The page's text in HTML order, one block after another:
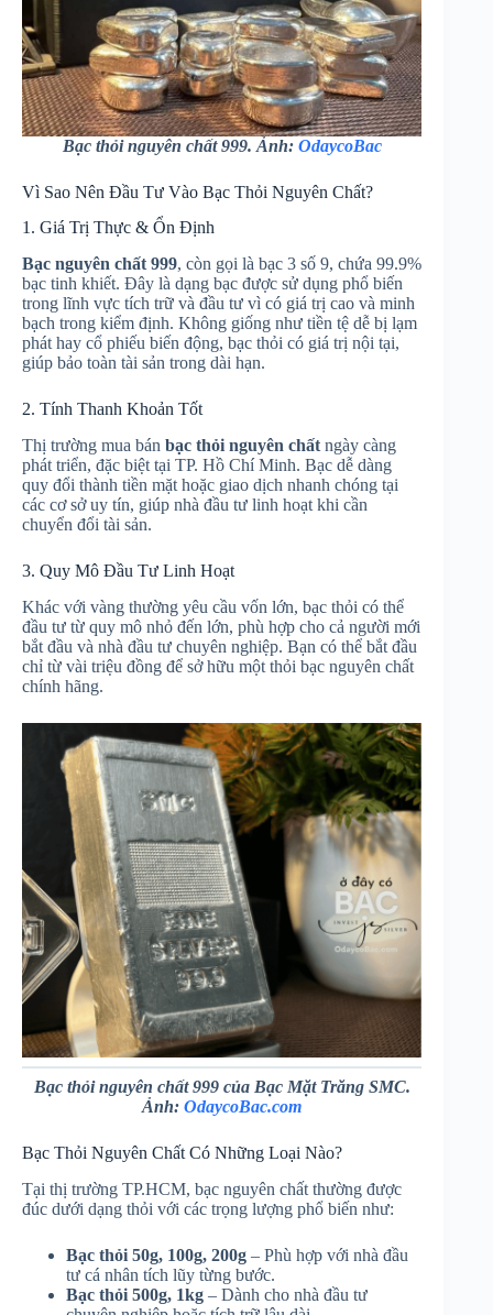
Bạc thỏi nguyên chất 999. Ảnh: OdaycoBac
Vì Sao Nên Đầu Tư Vào Bạc Thỏi Nguyên Chất?
1. Giá Trị Thực & Ổn Định
Bạc nguyên chất 999, còn gọi là bạc 3 số 9, chứa 99.9%
bạc tinh khiết. Đây là dạng bạc được sử dụng phổ biến
trong lĩnh vực tích trữ và đầu tư vì có giá trị cao và minh
bạch trong kiểm định. Không giống như tiền tệ dễ bị lạm
phát hay cổ phiếu biến động, bạc thỏi có giá trị nội tại,
giúp bảo toàn tài sản trong dài hạn.
2. Tính Thanh Khoản Tốt
Thị trường mua bán bạc thỏi nguyên chất ngày càng
phát triển, đặc biệt tại TP. Hồ Chí Minh. Bạc dễ dàng
quy đổi thành tiền mặt hoặc giao dịch nhanh chóng tại
các cơ sở uy tín, giúp nhà đầu tư linh hoạt khi cần
chuyển đổi tài sản.
3. Quy Mô Đầu Tư Linh Hoạt
Khác với vàng thường yêu cầu vốn lớn, bạc thỏi có thể
đầu tư từ quy mô nhỏ đến lớn, phù hợp cho cả người mới
bắt đầu và nhà đầu tư chuyên nghiệp. Bạn có thể bắt đầu
chỉ từ vài triệu đồng để sở hữu một thỏi bạc nguyên chất
chính hãng.
Bạc thỏi nguyên chất 999 của Bạc Mặt Trăng SMC.
Ảnh:OdaycoBac.com
Bạc Thỏi Nguyên Chất Có Những Loại Nào?
Tại thị trường TP.HCM, bạc nguyên chất thường được
đúc dưới dạng thỏi với các trọng lượng phổ biến như:
Bạc thỏi 50g, 100g, 200g – Phù hợp với nhà đầu
tư cá nhân tích lũy từng bước.
Bạc thỏi 500g, 1kg – Dành cho nhà đầu tư